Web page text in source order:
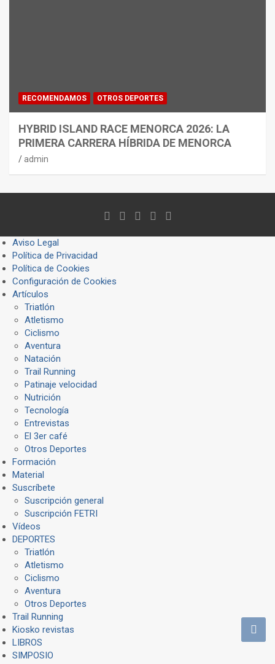
RECOMENDAMOS OTROS DEPORTES
HYBRID ISLAND RACE MENORCA 2026: LA
PRIMERA CARRERA HÍBRIDA DE MENORCA
admin
Aviso Legal
Política de Privacidad
Política de Cookies
Configuración de Cookies
Artículos
Triatlón
Atletismo
Ciclismo
Aventura
Natación
Trail Running
Patinaje velocidad
Nutrición
Tecnología
Entrevistas
El 3er café
Otros Deportes
Formación
Material
Suscríbete
Suscripción general
Suscripción FETRI
Vídeos
DEPORTES
Triatlón
Atletismo
Ciclismo
Aventura
Otros Deportes
Trail Running
Kiosko revistas
LIBROS
SIMPOSIO